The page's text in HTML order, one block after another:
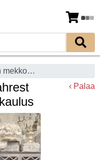
Privatsachen mekko Jahrest steinblau sininen silkki kaulus
‹ Palaa